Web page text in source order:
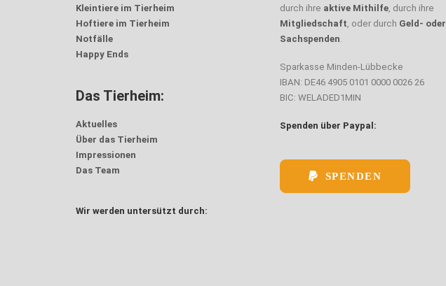
Kleintiere im Tierheim
Hoftiere im Tierheim
Notfälle
Happy Ends
Das Tierheim:
Aktuelles
Über das Tierheim
Impressionen
Das Team
Wir werden untersützt durch:
durch ihre aktive Mithilfe, durch ihre
Mitgliedschaft, oder durch Geld- oder
Sachspenden.
Sparkasse Minden-Lübbecke
IBAN: DE46 4905 0101 0000 0026 26
BIC: WELADED1MIN
Spenden über Paypal:
SPENDEN